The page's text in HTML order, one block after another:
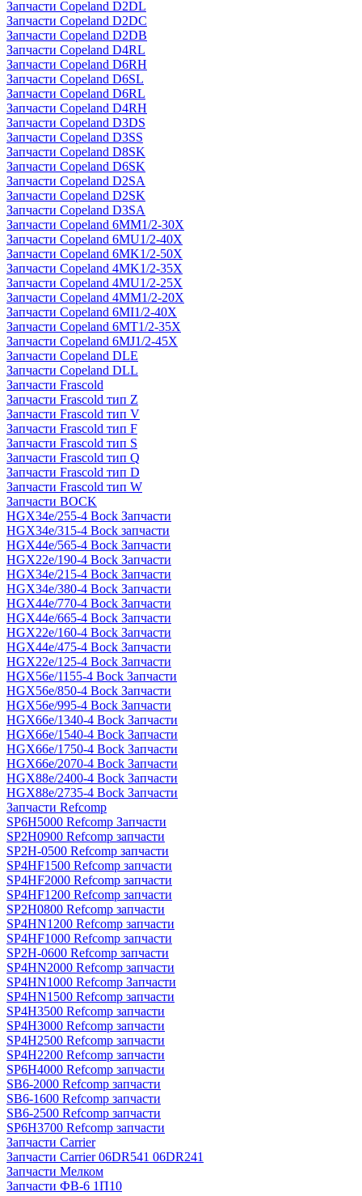
Запчасти Copeland D2DL
Запчасти Copeland D2DC
Запчасти Copeland D2DB
Запчасти Copeland D4RL
Запчасти Copeland D6RH
Запчасти Copeland D6SL
Запчасти Copeland D6RL
Запчасти Copeland D4RH
Запчасти Copeland D3DS
Запчасти Copeland D3SS
Запчасти Copeland D8SK
Запчасти Copeland D6SK
Запчасти Copeland D2SA
Запчасти Copeland D2SK
Запчасти Copeland D3SA
Запчасти Copeland 6MM1/2-30X
Запчасти Copeland 6MU1/2-40X
Запчасти Copeland 6MK1/2-50X
Запчасти Copeland 4MK1/2-35X
Запчасти Copeland 4MU1/2-25X
Запчасти Copeland 4MM1/2-20X
Запчасти Copeland 6MI1/2-40X
Запчасти Copeland 6MT1/2-35X
Запчасти Copeland 6MJ1/2-45X
Запчасти Copeland DLE
Запчасти Copeland DLL
Запчасти Frascold
Запчасти Frascold тип Z
Запчасти Frascold тип V
Запчасти Frascold тип F
Запчасти Frascold тип S
Запчасти Frascold тип Q
Запчасти Frascold тип D
Запчасти Frascold тип W
Запчасти BOCK
HGX34e/255-4 Bock Запчасти
HGX34e/315-4 Bock запчасти
HGX44e/565-4 Bock Запчасти
HGX22e/190-4 Bock Запчасти
HGX34e/215-4 Bock Запчасти
HGX34e/380-4 Bock Запчасти
HGX44e/770-4 Bock Запчасти
HGX44e/665-4 Bock Запчасти
HGX22e/160-4 Bock Запчасти
HGX44e/475-4 Bock Запчасти
HGX22e/125-4 Bock Запчасти
HGX56e/1155-4 Bock Запчасти
HGX56e/850-4 Bock Запчасти
HGX56e/995-4 Bock Запчасти
HGX66e/1340-4 Bock Запчасти
HGX66e/1540-4 Bock Запчасти
HGX66e/1750-4 Bock Запчасти
HGX66e/2070-4 Bock Запчасти
HGX88e/2400-4 Bock Запчасти
HGX88e/2735-4 Bock Запчасти
Запчасти Refcomp
SP6H5000 Refcomp Запчасти
SP2H0900 Refcomp запчасти
SP2H-0500 Refcomp запчасти
SP4HF1500 Refcomp запчасти
SP4HF2000 Refcomp запчасти
SP4HF1200 Refcomp запчасти
SP2H0800 Refcomp запчасти
SP4HN1200 Refcomp запчасти
SP4HF1000 Refcomp запчасти
SP2H-0600 Refcomp запчасти
SP4HN2000 Refcomp запчасти
SP4HN1000 Refcomp Запчасти
SP4HN1500 Refcomp запчасти
SP4H3500 Refcomp запчасти
SP4H3000 Refcomp запчасти
SP4H2500 Refcomp запчасти
SP4H2200 Refcomp запчасти
SP6H4000 Refcomp запчасти
SB6-2000 Refcomp запчасти
SB6-1600 Refcomp запчасти
SB6-2500 Refcomp запчасти
SP6H3700 Refcomp запчасти
Запчасти Carrier
Запчасти Carrier 06DR541 06DR241
Запчасти Мелком
Запчасти ФВ-6 1П10